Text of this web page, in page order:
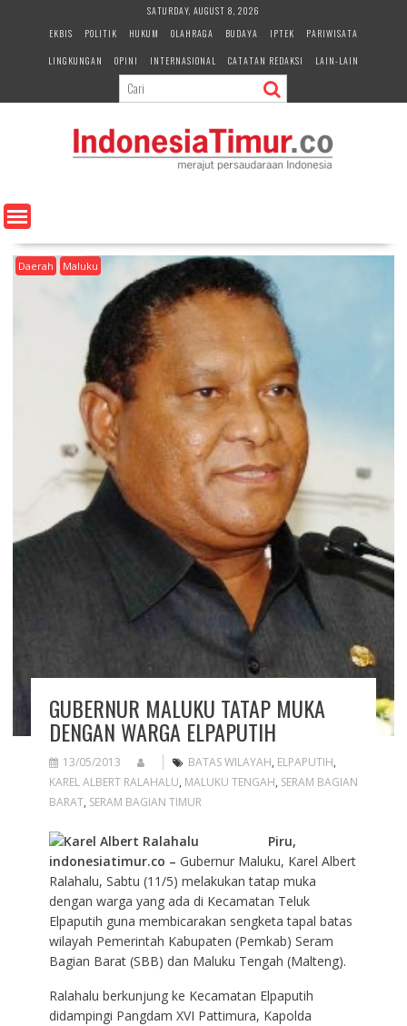
e
n
SATURDAY, AUGUST 8, 2026
EKBIS
POLITIK HUKUM OLAHRAGA BUDAYA IPTEK
PARIWISATA
LINGKUNGAN
OPINI INTERNASIONAL CATATAN REDAKSI LAIN-LAIN
Daerah Maluku
GUBERNUR MALUKU TATAP MUKA
DENGAN WARGA ELPAPUTIH
13/05/2013 BATAS WILAYAH, ELPAPUTIH,
KAREL ALBERT RALAHALU, MALUKU TENGAH, SERAM BAGIAN
BARAT, SERAM BAGIAN TIMUR
Piru,
indonesiatimur.co – Gubernur Maluku, Karel Albert
Ralahalu, Sabtu (11/5) melakukan tatap muka
dengan warga yang ada di Kecamatan Teluk
Elpaputih guna membicarakan sengketa tapal batas
wilayah Pemerintah Kabupaten (Pemkab) Seram
Bagian Barat (SBB) dan Maluku Tengah (Malteng).
Ralahalu berkunjung ke Kecamatan Elpaputih
didampingi Pangdam XVI Pattimura, Kapolda